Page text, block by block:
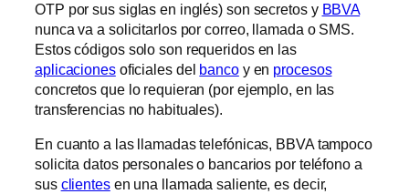
OTP por sus siglas en inglés) son secretos y BBVA
nunca va a solicitarlos por correo, llamada o SMS.
Estos códigos solo son requeridos en las
aplicacionesoficiales del bancoy en procesos
concretos que lo requieran (por ejemplo, en las
transferencias no habituales).
En cuanto a las llamadas telefónicas, BBVA tampoco
solicita datos personales o bancarios por teléfono a
sus clientesen una llamada saliente, es decir,